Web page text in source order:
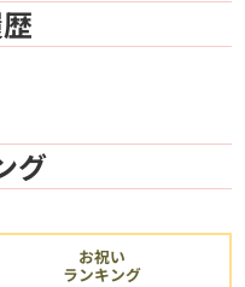
グ
お祝い
ランキング